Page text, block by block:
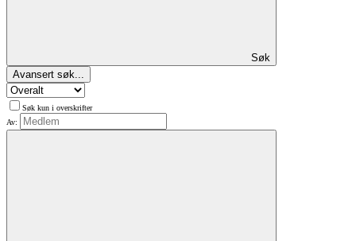
Søk
Avansert søk...
Søk kun i overskrifter
Av: